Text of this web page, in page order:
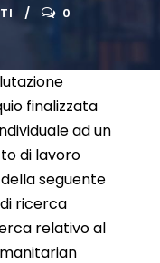
0
finalizzata
ad un
di lavoro
seguente
ricerca
relativo al